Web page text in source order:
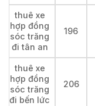
thuê xe
hợp đồng
sóc trăng
đi tân an
196
thuê xe
hợp đồng
sóc trăng
đi bến lức
206